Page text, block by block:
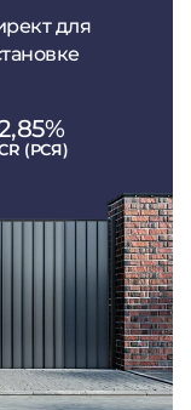
для
(РСЯ)